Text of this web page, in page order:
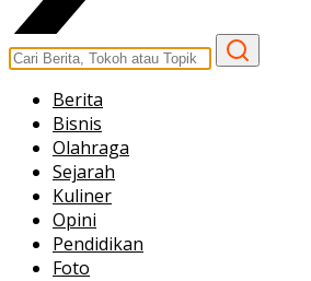
Berita
Bisnis
Olahraga
Sejarah
Kuliner
Opini
Pendidikan
Foto